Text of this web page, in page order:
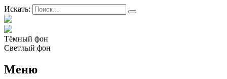
Искать:
Тёмный фон
Светлый фон
Меню